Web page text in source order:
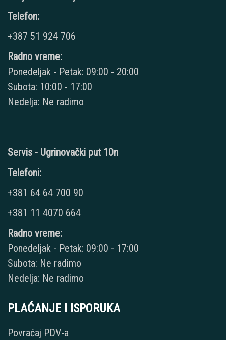
Telefon:
+387 51 924 706
Radno vreme:
Ponedeljak - Petak: 09:00 - 20:00
Subota: 10:00 - 17:00
Nedelja: Ne radimo
Servis - Ugrinovački put 10n
Telefoni:
+381 64 64 700 90
+381 11 4070 664
Radno vreme:
Ponedeljak - Petak: 09:00 - 17:00
Subota: Ne radimo
Nedelja: Ne radimo
PLAĆANJE I ISPORUKA
Povraćaj PDV-a